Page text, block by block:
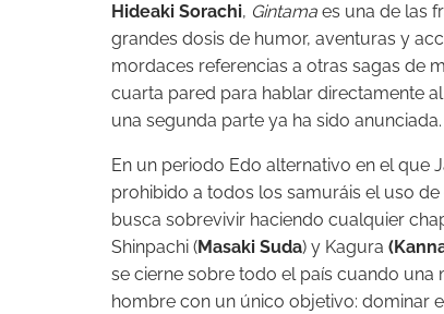
Hideaki Sorachi, Gintama es una de las
grandes dosis de humor, aventuras y
mordaces referencias a otras sagas de
cuarta pared para hablar directamente
una segunda parte ya ha sido anunciada.
En un periodo Edo alternativo en el que
prohibido a todos los samuráis el uso de
busca sobrevivir haciendo cualquier
Shinpachi (Masaki Suda) y Kagura
se cierne sobre todo el país cuando
hombre con un único objetivo: dominar